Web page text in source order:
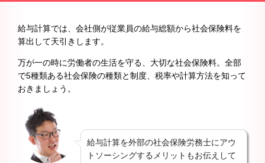
給与計算では、会社側が従業員の給与総額から社会保険料を
算出して天引きします。
万が一の時に労働者の生活を守る、大切な社会保険料。全部
で5種類ある社会保険の種類と制度、税率や計算方法を知って
おきましょう。
給与計算を外部の社会保険労務士にアウ
トソーシングするメリットもお伝えして